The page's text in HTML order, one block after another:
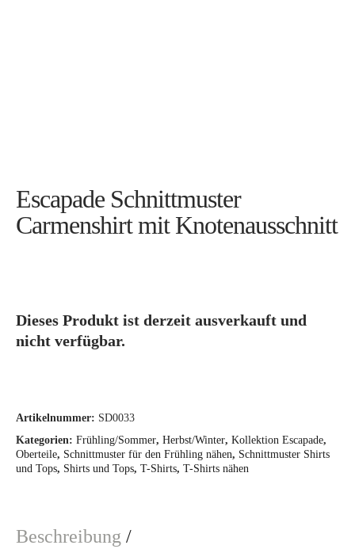
InstagramFacebookPinterestTweed
&
Greet
Escapade Schnittmuster
Carmenshirt mit Knotenausschnitt
Dieses Produkt ist derzeit ausverkauft und
nicht verfügbar.
Artikelnummer: SD0033
Kategorien: Frühling/Sommer, Herbst/Winter, Kollektion Escapade,
Oberteile, Schnittmuster für den Frühling nähen, Schnittmuster Shirts
und Tops, Shirts und Tops, T-Shirts, T-Shirts nähen
Beschreibung